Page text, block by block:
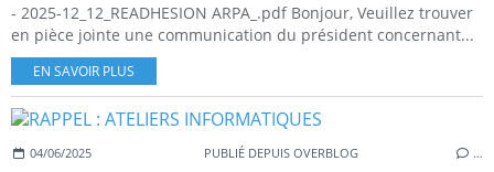
- 2025-12_12_READHESION ARPA_.pdf Bonjour, Veuillez trouver
en pièce jointe une communication du président concernant...
EN SAVOIR PLUS
04/06/2025 PUBLIÉ DEPUIS OVERBLOG …